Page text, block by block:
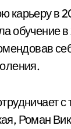
карьеру в
в
Роман